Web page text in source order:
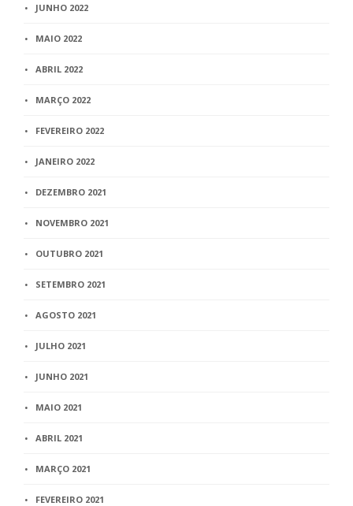
JUNHO 2022
MAIO 2022
ABRIL 2022
MARÇO 2022
FEVEREIRO 2022
JANEIRO 2022
DEZEMBRO 2021
NOVEMBRO 2021
OUTUBRO 2021
SETEMBRO 2021
AGOSTO 2021
JULHO 2021
JUNHO 2021
MAIO 2021
ABRIL 2021
MARÇO 2021
FEVEREIRO 2021